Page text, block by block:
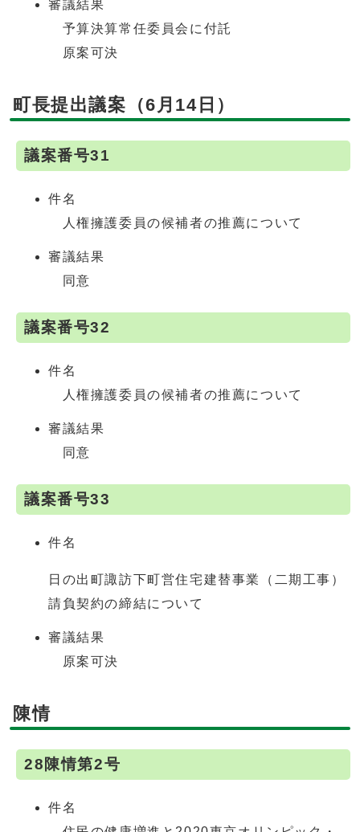
審議結果
予算決算常任委員会に付託
原案可決
町長提出議案（6月14日）
議案番号31
件名
人権擁護委員の候補者の推薦について
審議結果
同意
議案番号32
件名
人権擁護委員の候補者の推薦について
審議結果
同意
議案番号33
件名
日の出町諏訪下町営住宅建替事業（二期工事）
請負契約の締結について
審議結果
原案可決
陳情
28陳情第2号
件名